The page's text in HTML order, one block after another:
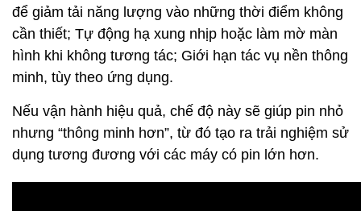
để giảm tải năng lượng vào những thời điểm không
cần thiết; Tự động hạ xung nhịp hoặc làm mờ màn
hình khi không tương tác; Giới hạn tác vụ nền thông
minh, tùy theo ứng dụng.
Nếu vận hành hiệu quả, chế độ này sẽ giúp pin nhỏ
nhưng “thông minh hơn”, từ đó tạo ra trải nghiệm sử
dụng tương đương với các máy có pin lớn hơn.